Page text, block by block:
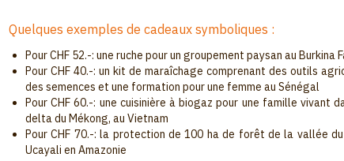
Quelques exemples de cadeaux symboliques :
Pour CHF 52.-: une ruche pour un groupement paysan au Burkina
Pour CHF 40.-: un kit de maraîchage comprenant des outils
des semences et une formation pour une femme au Sénégal
Pour CHF 60.-: une cuisinière à biogaz pour une famille vivant
delta du Mékong, au Vietnam
Pour CHF 70.-: la protection de 100 ha de forêt de la vallée
Ucayali en Amazonie